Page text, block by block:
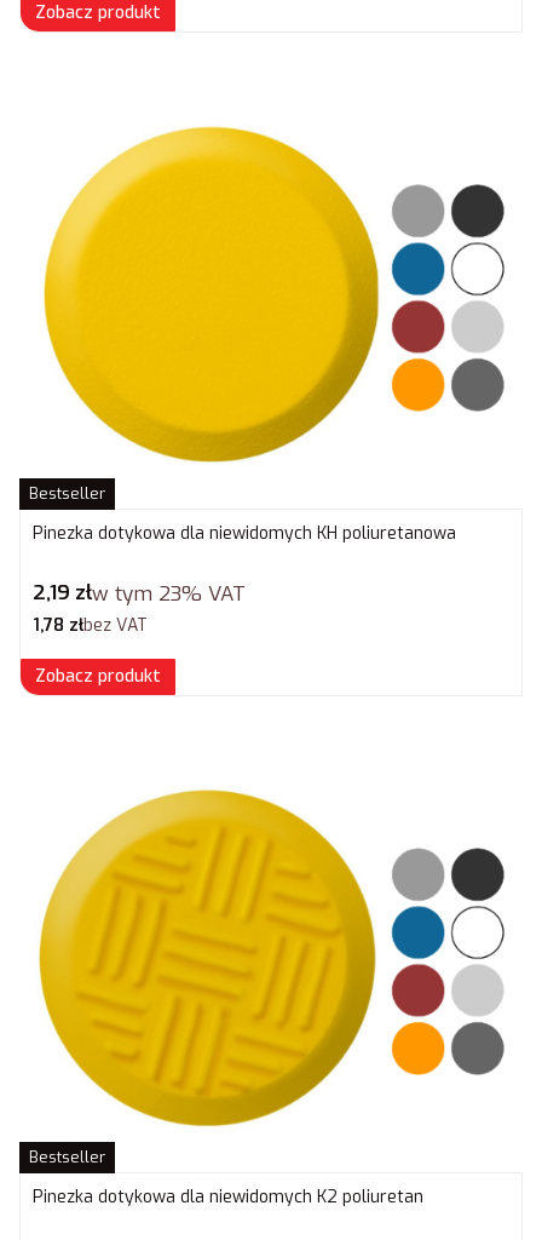
Zobacz produkt
Bestseller
Pinezka dotykowa dla niewidomych KH poliuretanowa
Cena brutto
2,19 złw tym 23% VAT
Cena netto
1,78 złbez VAT
Zobacz produkt
Bestseller
Pinezka dotykowa dla niewidomych K2 poliuretan